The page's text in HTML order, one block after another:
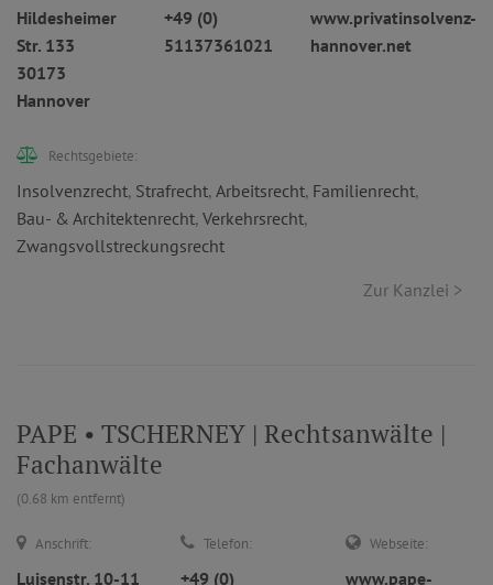
Hildesheimer
Str. 133
30173
Hannover
+49 (0)
51137361021
www.privatinsolvenz-
hannover.net
Rechtsgebiete:
Insolvenzrecht, Strafrecht, Arbeitsrecht, Familienrecht,
Bau- & Architektenrecht, Verkehrsrecht,
Zwangsvollstreckungsrecht
Zur Kanzlei >
PAPE • TSCHERNEY | Rechtsanwälte |
Fachanwälte
(0.68 km entfernt)
Anschrift:
Luisenstr. 10-11
Telefon:
+49 (0)
Webseite:
www.pape-